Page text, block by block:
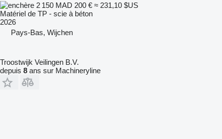
2 150 MAD 200 € ≈ 231,10 $US
Matériel de TP - scie à béton
2026
Pays-Bas, Wijchen
Troostwijk Veilingen B.V.
depuis 8 ans sur Machineryline